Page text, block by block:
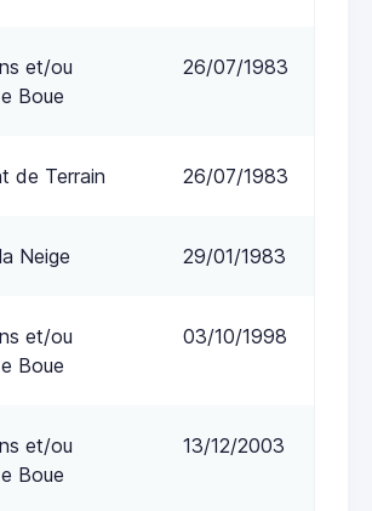
et/ou
Boue
26/07/1983
de Terrain 26/07/1983
Neige 29/01/1983
et/ou
Boue
03/10/1998
et/ou
Boue
13/12/2003